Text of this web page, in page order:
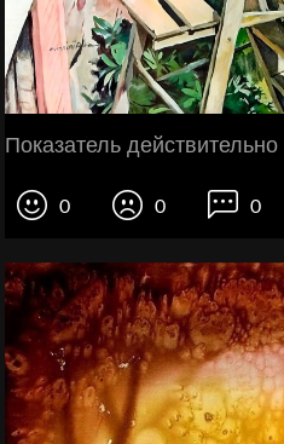
Показатель действительно
0 0 0